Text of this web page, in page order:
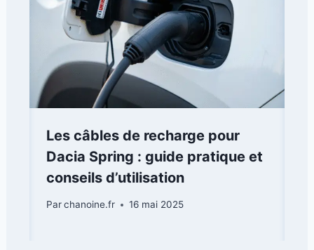
Les câbles de recharge pour
Dacia Spring : guide pratique et
conseils d’utilisation
Parchanoine.fr 16 mai 2025